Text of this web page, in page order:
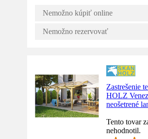
Nemožno kúpiť online
Nemožno rezervovať
Zastrešenie
HOLZ
neošetrené
Tento tovar
nehodnotil.